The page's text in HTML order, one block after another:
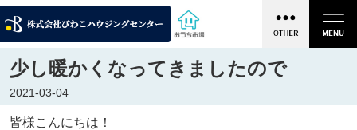
少し暖かくなってきましたので
2021-03-04
皆様こんにちは！